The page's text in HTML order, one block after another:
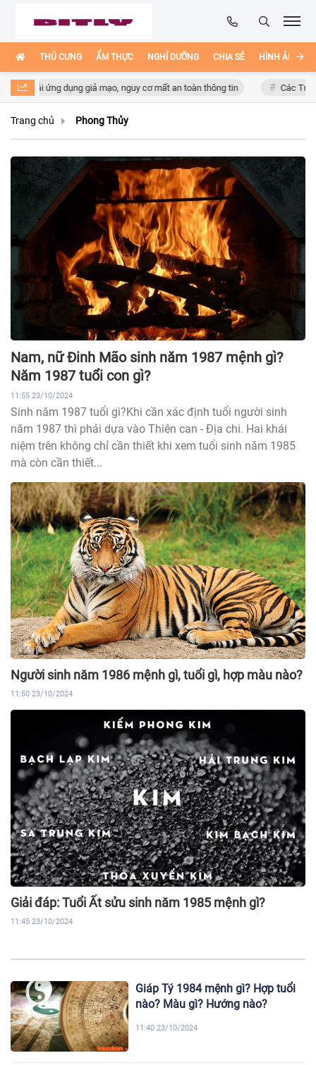
THÚ CƯNG ẨM THỰC NGHỈ DƯỠNG CHIA SẺ HÌNH ẢNH
link tải ứng dụng giả mạo, nguy cơ mất an toàn thông tin Các Trang
Trang chủ Phong Thủy
Nam, nữ Đinh Mão sinh năm 1987 mệnh gì?
Năm 1987 tuổi con gì?
11:55 23/10/2024
Sinh năm 1987 tuổi gì?Khi cần xác định tuổi người sinh
năm 1987 thì phải dựa vào Thiên can - Địa chi. Hai khái
niệm trên không chỉ cần thiết khi xem tuổi sinh năm 1985
mà còn cần thiết...
Người sinh năm 1986 mệnh gì, tuổi gì, hợp màu nào?
11:50 23/10/2024
Giải đáp: Tuổi Ất sửu sinh năm 1985 mệnh gì?
11:45 23/10/2024
Giáp Tý 1984 mệnh gì? Hợp tuổi
nào? Màu gì? Hướng nào?
11:40 23/10/2024